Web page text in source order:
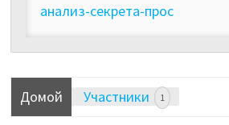
анализ-секрета-прос
Домой Участники 1